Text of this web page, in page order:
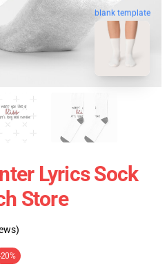
blank template
Lyrics Sock
Store